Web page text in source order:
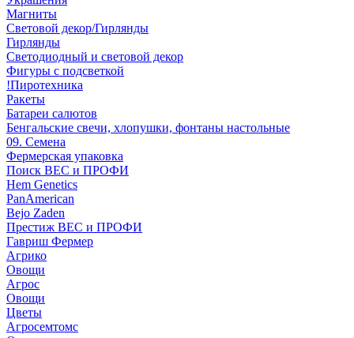
Магниты
Световой декор/Гирлянды
Гирлянды
Светодиодный и световой декор
Фигуры с подсветкой
!Пиротехника
Ракеты
Батареи салютов
Бенгальские свечи, хлопушки, фонтаны настольные
09. Семена
Фермерская упаковка
Поиск ВЕС и ПРОФИ
Hem Genetics
PanAmerican
Bejo Zaden
Престиж ВЕС и ПРОФИ
Гавриш Фермер
Агрико
Овощи
Агрос
Овощи
Цветы
Агросемтомс